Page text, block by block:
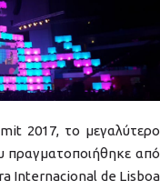
2017, το μεγαλύτερο
πραγματοποιήθηκε από
Internacional de Lisboa